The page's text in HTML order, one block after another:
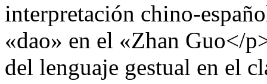
interpretación chino-
«dao» en el «Zhan Guo</
del lenguaje gestual en el